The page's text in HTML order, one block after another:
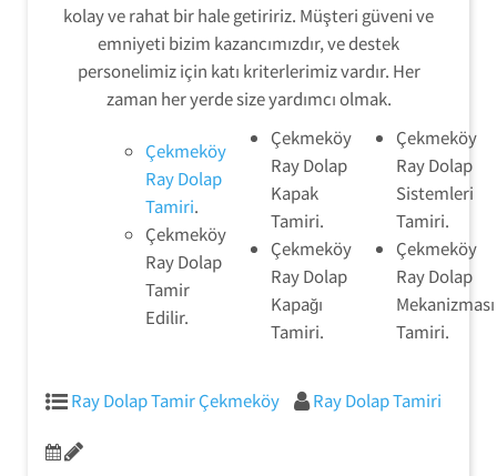
kolay ve rahat bir hale getiririz. Müşteri güveni ve
emniyeti bizim kazancımızdır, ve destek
personelimiz için katı kriterlerimiz vardır. Her
zaman her yerde size yardımcı olmak.
Çekmeköy
Ray Dolap
Tamiri.
Çekmeköy
Ray Dolap
Tamir
Edilir.
Çekmeköy
Ray Dolap
Kapak
Tamiri.
Çekmeköy
Ray Dolap
Kapağı
Tamiri.
Çekmeköy
Ray Dolap
Sistemleri
Tamiri.
Çekmeköy
Ray Dolap
Mekanizması
Tamiri.
Ray Dolap Tamir Çekmeköy Ray Dolap Tamiri